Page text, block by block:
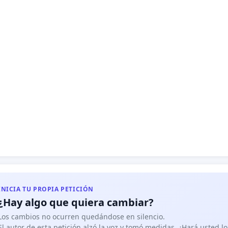
TU PROPIA PETICIÓN
algo que quiera cambiar?
cambios no ocurren quedándose en silencio.